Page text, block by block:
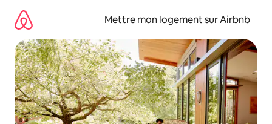
directement
contenu
Mettre mon logement sur Airbnb